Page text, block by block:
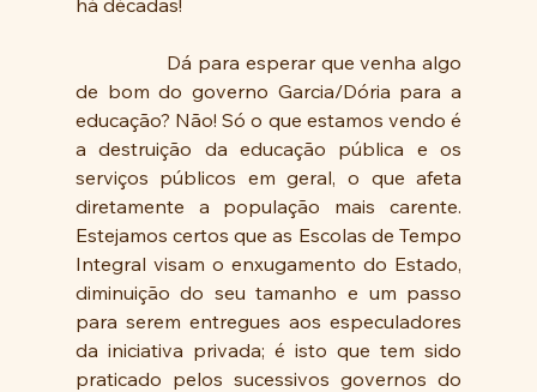
de bom do governo Garcia/Dória para a
educação? Não! Só o que estamos vendo é
a destruição da educação pública e os
serviços públicos em geral, o que afeta
diretamente a população mais carente.
Estejamos certos que as Escolas de Tempo
Integral visam o enxugamento do Estado,
diminuição do seu tamanho e um passo
para serem entregues aos especuladores
da iniciativa privada; é isto que tem sido
praticado pelos sucessivos governos do